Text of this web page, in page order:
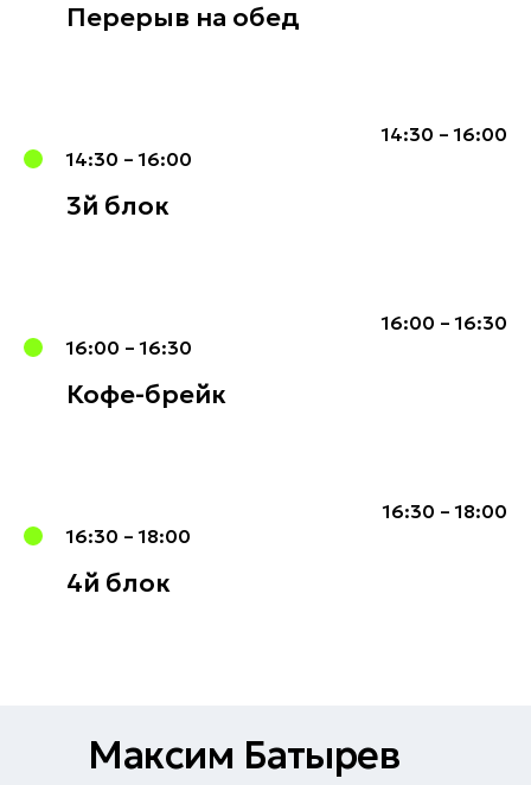
Перерыв на обед
14:30 – 16:00
14:30 – 16:00
3й блок
16:00 – 16:30
16:00 – 16:30
Кофе-брейк
16:30 – 18:00
16:30 – 18:00
4й блок
Максим Батырев